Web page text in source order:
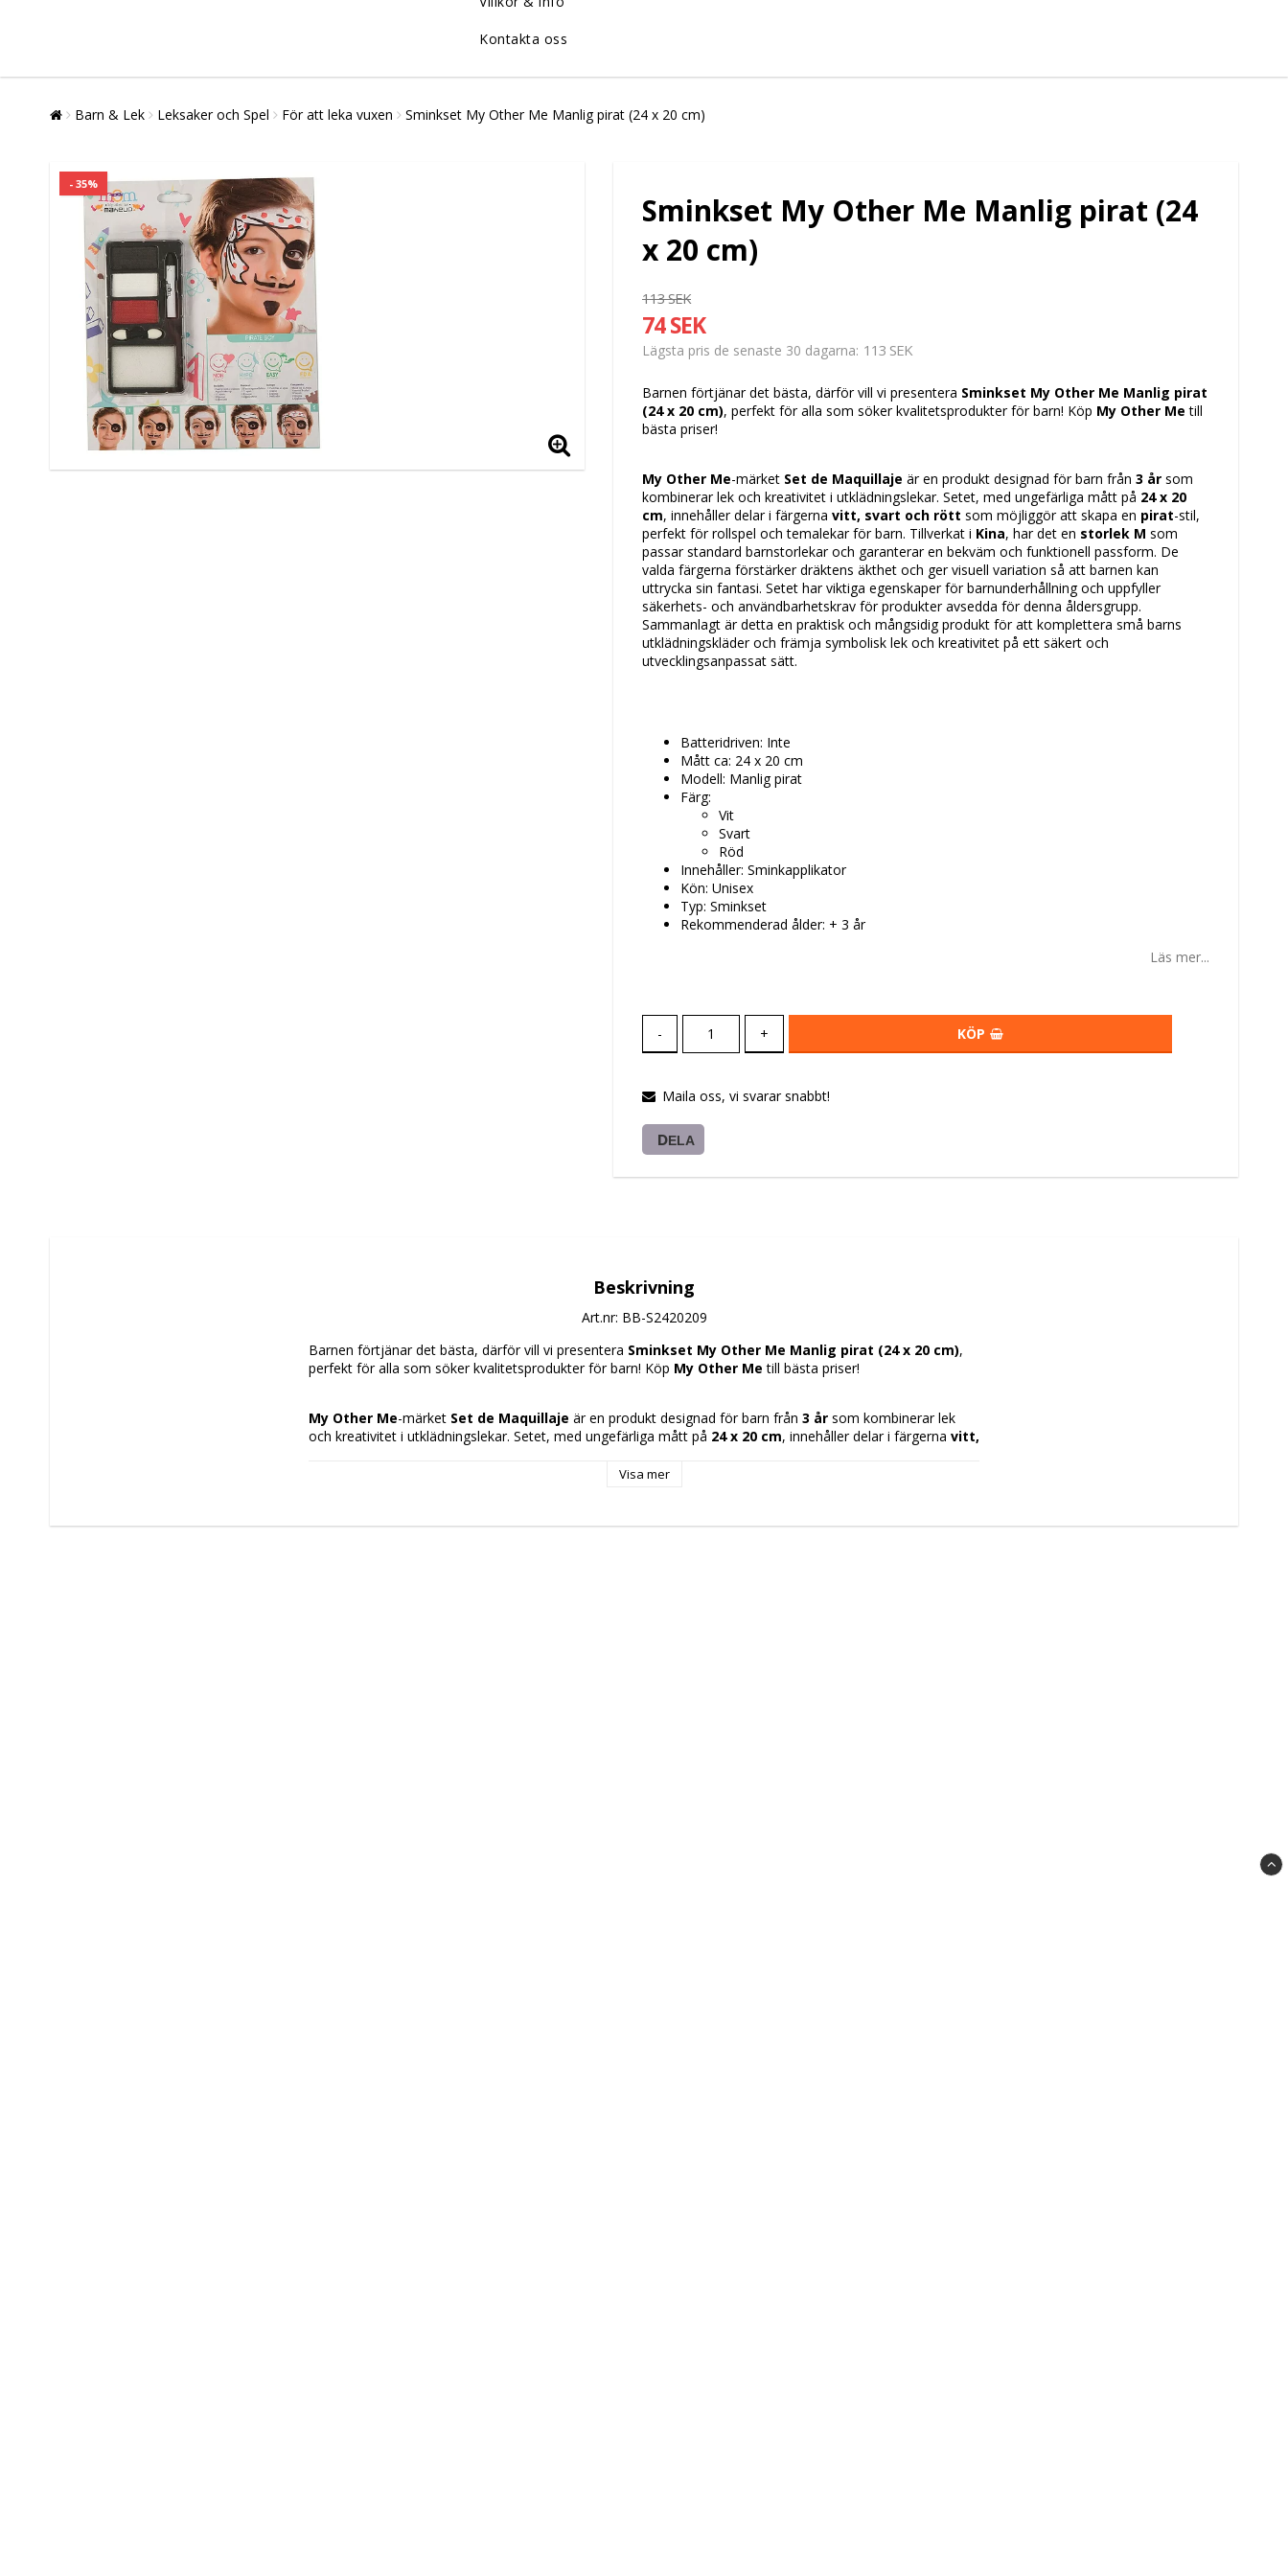
Kontakta oss
Barn & Lek Leksaker och Spel För att leka vuxen Sminkset My Other Me Manlig pirat (24 x 20 cm)
- 35%
Sminkset My Other Me Manlig pirat (24
x 20 cm)
113 SEK
74 SEK
Lägsta pris de senaste 30 dagarna 113 SEK
Barnen förtjänar det bästa, därför vill vi presentera Sminkset My Other Me Manlig pirat
(24 x 20 cm), perfekt för alla som söker kvalitetsprodukter för barn! Köp My Other Me till
bästa priser!
My Other Me-märket Set de Maquillaje är en produkt designad för barn från 3 år som
kombinerar lek och kreativitet i utklädningslekar. Setet, med ungefärliga mått på 24 x 20
cm, innehåller delar i färgerna vitt, svart och rött som möjliggör att skapa en pirat-stil,
perfekt för rollspel och temalekar för barn. Tillverkat i Kina, har det en storlek M som
passar standard barnstorlekar och garanterar en bekväm och funktionell passform. De
valda färgerna förstärker dräktens äkthet och ger visuell variation så att barnen kan
uttrycka sin fantasi. Setet har viktiga egenskaper för barnunderhållning och uppfyller
säkerhets- och användbarhetskrav för produkter avsedda för denna åldersgrupp.
Sammanlagt är detta en praktisk och mångsidig produkt för att komplettera små barns
utklädningskläder och främja symbolisk lek och kreativitet på ett säkert och
utvecklingsanpassat sätt.
Batteridriven: Inte
Mått ca: 24 x 20 cm
Modell: Manlig pirat
Färg:
Vit
Svart
Röd
Innehåller: Sminkapplikator
Kön: Unisex
Typ: Sminkset
Rekommenderad ålder: + 3 år
Läs mer...
- + KÖP
Maila oss, vi svarar snabbt!
DELA
Beskrivning
Art.nr: BB-S2420209
Barnen förtjänar det bästa, därför vill vi presentera Sminkset My Other Me Manlig pirat (24 x 20 cm),
perfekt för alla som söker kvalitetsprodukter för barn! Köp My Other Me till bästa priser!
My Other Me-märket Set de Maquillaje är en produkt designad för barn från 3 år som kombinerar lek
och kreativitet i utklädningslekar. Setet, med ungefärliga mått på 24 x 20 cm, innehåller delar i färgerna vitt,
som passar standard barnstorlekar och garanterar en bekväm och funktionell
användbarhetskrav för produkter avsedda för denna åldersgrupp. Sammanlagt är detta en praktisk och
Visa mer